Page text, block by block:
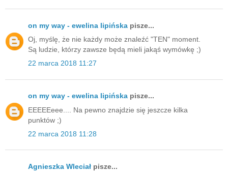
on my way - ewelina lipińska pisze...
Oj, myślę, że nie każdy może znaleźć "TEN" moment.
Są ludzie, którzy zawsze będą mieli jakąś wymówkę ;)
22 marca 2018 11:27
on my way - ewelina lipińska pisze...
EEEEEeee.... Na pewno znajdzie się jeszcze kilka
punktów ;)
22 marca 2018 11:28
Agnieszka Wleciał pisze...